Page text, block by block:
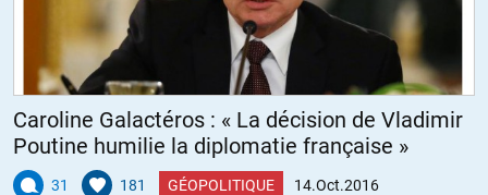
Caroline Galactéros : « La décision de Vladimir
Poutine humilie la diplomatie française »
31 181 GÉOPOLITIQUE 14.Oct.2016